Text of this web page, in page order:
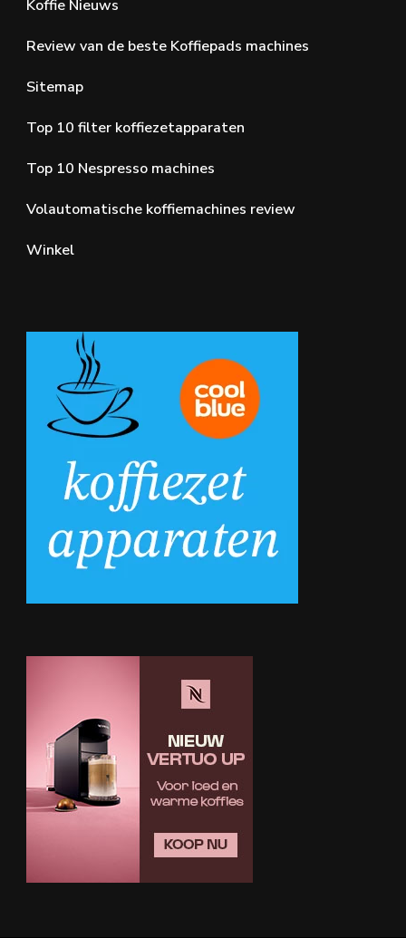
Koffie Nieuws
Review van de beste Koffiepads machines
Sitemap
Top 10 filter koffiezetapparaten
Top 10 Nespresso machines
Volautomatische koffiemachines review
Winkel